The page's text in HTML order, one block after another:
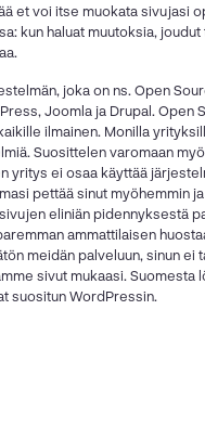
et voi itse muokata sivujasi
kun haluat muutoksia,
joka on ns. Open
Joomla ja Drupal. Open
ilmainen. Monilla
Suosittelen varomaan
yritys ei osaa käyttää
pettää sinut myöhemmin
eliniän pidennyksestä
ammattilaisen
meidän palveluun, sinun ei
sivut mukaasi. Suomesta
suositun WordPressin.